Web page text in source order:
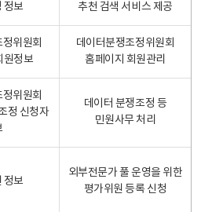
정보 추천 검색 서비스 제공
위원회
원정보
데이터분쟁조정위원회
홈페이지 회원관리
위원회
정 신청자
데이터 분쟁조정 등
민원사무 처리
정보
외부전문가 풀 운영을 위한
평가위원 등록 신청